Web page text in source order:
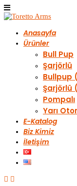
Anasayfa
Ürünler
Bull Pup
Şarjörlü
Bullpup
Şarjörlü
Pompalı
Yarı
E-Katalog
Biz Kimiz
İletişim